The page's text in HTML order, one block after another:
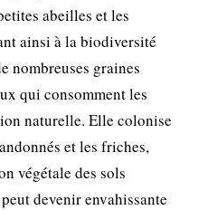
abeilles et les
ainsi à la biodiversité
nombreuses graines
qui consomment les
naturelle. Elle colonise
et les friches,
végétale des sols
devenir envahissante